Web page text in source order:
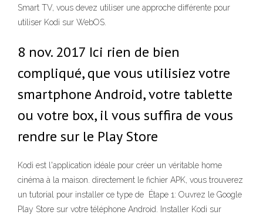
Smart TV, vous devez utiliser une approche différente pour
utiliser Kodi sur WebOS.
8 nov. 2017 Ici rien de bien
compliqué, que vous utilisiez votre
smartphone Android, votre tablette
ou votre box, il vous suffira de vous
rendre sur le Play Store
Kodi est l'application idéale pour créer un véritable home
cinéma à la maison. directement le fichier APK, vous trouverez
un tutorial pour installer ce type de Étape 1: Ouvrez le Google
Play Store sur votre téléphone Android. Installer Kodi sur